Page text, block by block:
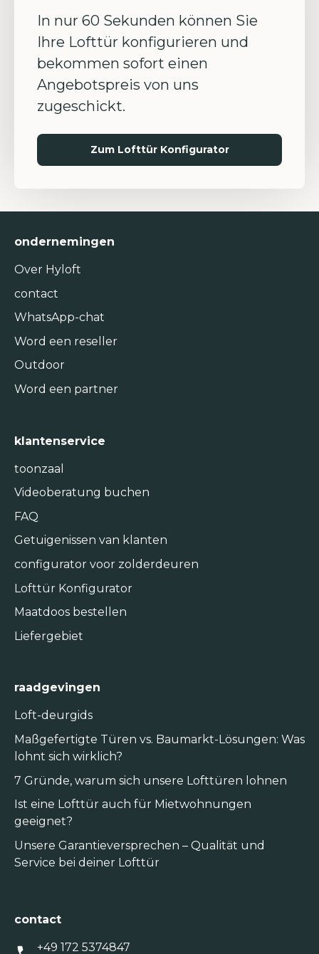
In nur 60 Sekunden können Sie
Ihre Lofttür konfigurieren und
bekommen sofort einen
Angebotspreis von uns
zugeschickt.
Zum Lofttür Konfigurator
ondernemingen
Over Hyloft
contact
WhatsApp-chat
Word een reseller
Outdoor
Word een partner
klantenservice
toonzaal
Videoberatung buchen
FAQ
Getuigenissen van klanten
configurator voor zolderdeuren
Lofttür Konfigurator
Maatdoos bestellen
Liefergebiet
raadgevingen
Loft-deurgids
Maßgefertigte Türen vs. Baumarkt-Lösungen: Was
lohnt sich wirklich?
7 Gründe, warum sich unsere Lofttüren lohnen
Ist eine Lofttür auch für Mietwohnungen
geeignet?
Unsere Garantieversprechen – Qualität und
Service bei deiner Lofttür
contact
+49 172 5374847